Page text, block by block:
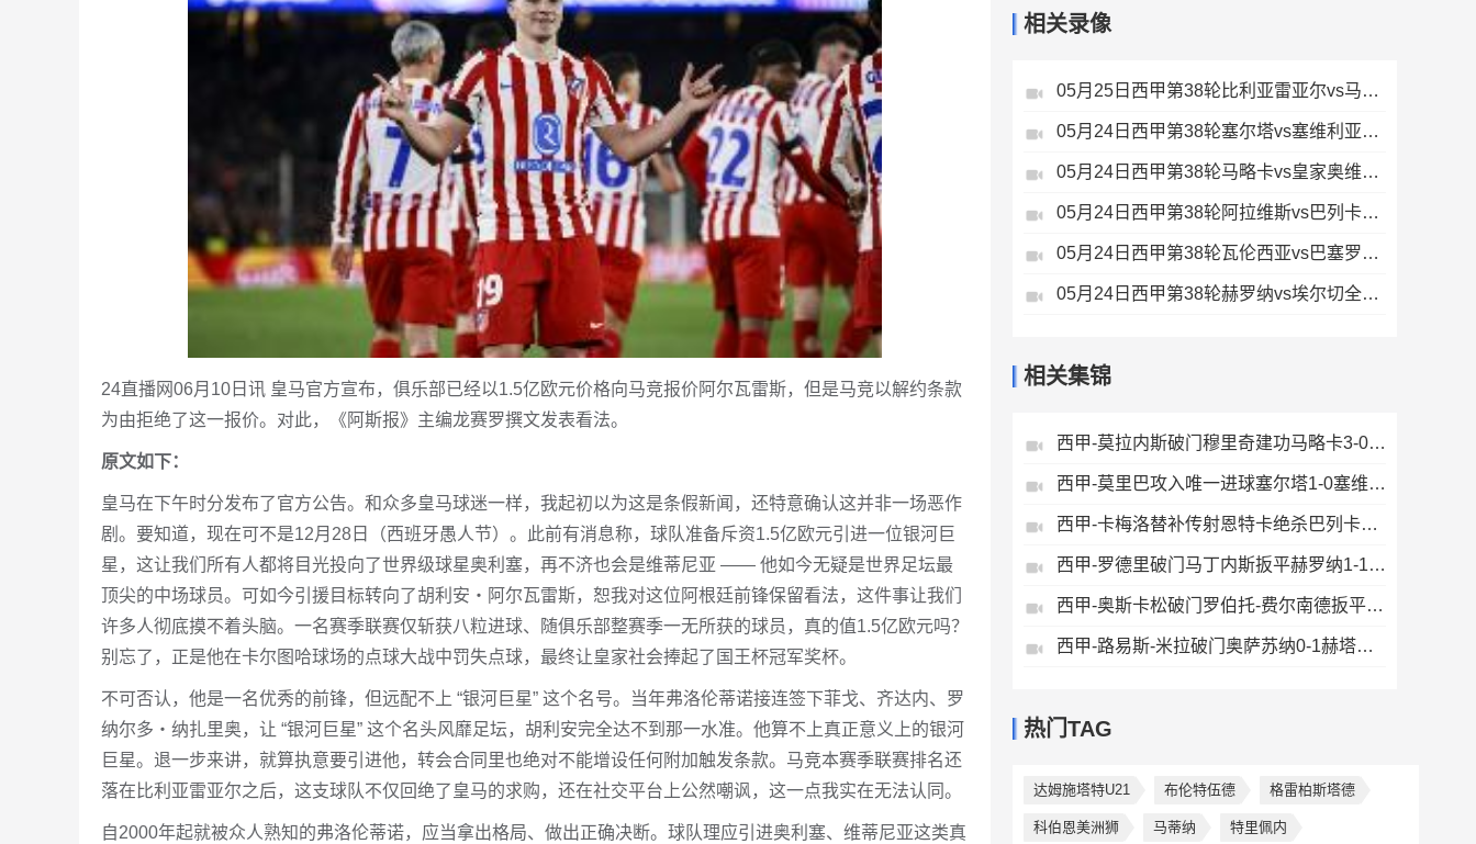
24直播网06月10日讯 皇马官方宣布，俱乐部已经以1.5亿欧元价格向马竞报价阿尔瓦雷斯，但是马竞以解约条款
为由拒绝了这一报价。对此，《阿斯报》主编龙赛罗撰文发表看法。
原文如下：
皇马在下午时分发布了官方公告。和众多皇马球迷一样，我起初以为这是条假新闻，还特意确认这并非一场恶作
剧。要知道，现在可不是12月28日（西班牙愚人节）。此前有消息称，球队准备斥资1.5亿欧元引进一位银河巨
星，这让我们所有人都将目光投向了世界级球星奥利塞，再不济也会是维蒂尼亚 —— 他如今无疑是世界足坛最
顶尖的中场球员。可如今引援目标转向了胡利安・阿尔瓦雷斯，恕我对这位阿根廷前锋保留看法，这件事让我们
许多人彻底摸不着头脑。一名赛季联赛仅斩获八粒进球、随俱乐部整赛季一无所获的球员，真的值1.5亿欧元吗？
别忘了，正是他在卡尔图哈球场的点球大战中罚失点球，最终让皇家社会捧起了国王杯冠军奖杯。
不可否认，他是一名优秀的前锋，但远配不上 “银河巨星” 这个名号。当年弗洛伦蒂诺接连签下菲戈、齐达内、罗
纳尔多・纳扎里奥，让 “银河巨星” 这个名头风靡足坛，胡利安完全达不到那一水准。他算不上真正意义上的银河
巨星。退一步来讲，就算执意要引进他，转会合同里也绝对不能增设任何附加触发条款。马竞本赛季联赛排名还
落在比利亚雷亚尔之后，这支球队不仅回绝了皇马的求购，还在社交平台上公然嘲讽，这一点我实在无法认同。
自2000年起就被众人熟知的弗洛伦蒂诺，应当拿出格局、做出正确决断。球队理应引进奥利塞、维蒂尼亚这类真
相关录像
05月25日西甲第38轮比利亚雷亚尔vs马德里竞技全场录像
05月24日西甲第38轮塞尔塔vs塞维利亚全场录像
05月24日西甲第38轮马略卡vs皇家奥维耶多全场录像
05月24日西甲第38轮阿拉维斯vs巴列卡诺全场录像
05月24日西甲第38轮瓦伦西亚vs巴塞罗那全场录像
05月24日西甲第38轮赫罗纳vs埃尔切全场录像
相关集锦
西甲-莫拉内斯破门穆里奇建功马略卡3-0皇家奥维耶多仍遭降级
西甲-莫里巴攻入唯一进球塞尔塔1-0塞维利亚
西甲-卡梅洛替补传射恩特卡绝杀巴列卡诺2-1逆转阿拉维斯
西甲-罗德里破门马丁内斯扳平赫罗纳1-1埃尔切惨遭降级
西甲-奥斯卡松破门罗伯托-费尔南德扳平西班牙人1-1皇家社会
西甲-路易斯-米拉破门奥萨苏纳0-1赫塔费排第17惊险保级
热门TAG
达姆施塔特U21 布伦特伍德 格雷柏斯塔德
科伯恩美洲狮 马蒂纳 特里佩内